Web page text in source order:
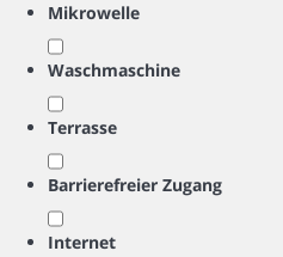
Mikrowelle
Waschmaschine
Terrasse
Barrierefreier Zugang
Internet